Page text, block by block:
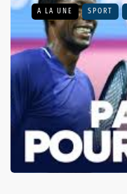
A LA UNE SPORT